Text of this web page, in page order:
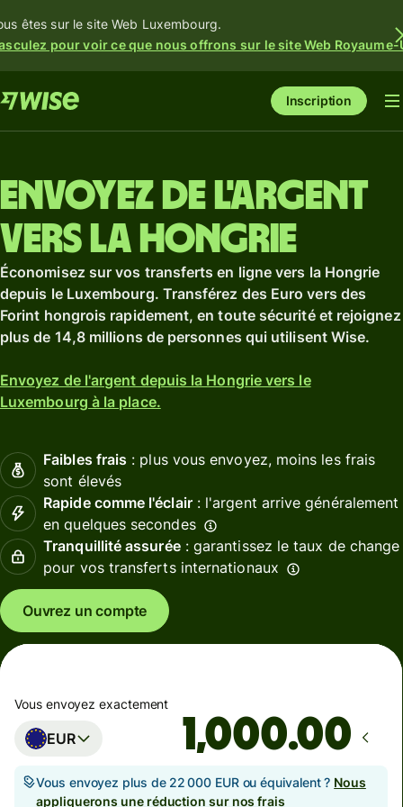
êtes sur le site Web Luxembourg.
pour voir ce que nous offrons sur le site Web Royaume-
Inscription
Envoyez de l'argent
vers la Hongrie
Économisez sur vos transferts en ligne vers la Hongrie
depuis le Luxembourg. Transférez des Euro vers des
Forint hongrois rapidement, en toute sécurité et rejoignez
plus de 14,8 millions de personnes qui utilisent Wise.
Envoyez de l'argent depuis la Hongrie vers le
Luxembourg à la place.
Faibles frais : plus vous envoyez, moins les frais
sont élevés
Rapide comme l'éclair: l'argent arrive généralement
en quelques secondes
Tranquillité assurée: garantissez le taux de change
pour vos transferts internationaux
Ouvrez un compte
Vous envoyez exactement
EUR .00
Vous envoyez plus de 22 000 EUR ou équivalent ? Nous
appliquerons une réduction sur nos frais